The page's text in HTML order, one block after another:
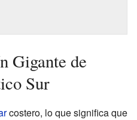
Gigante de
Sur
costero, lo que significa que